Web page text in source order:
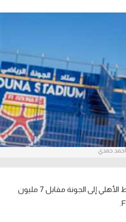
أحمد حمدي
انتقل أحمد حمدي لاعب وسط الأهلي إلى الجونة مقابل 7 مليون